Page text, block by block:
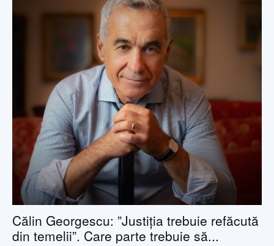
Călin Georgescu: ”Justiția trebuie refăcută
din temelii”. Care parte trebuie să...